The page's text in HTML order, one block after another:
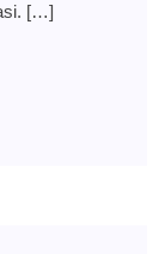
[…]